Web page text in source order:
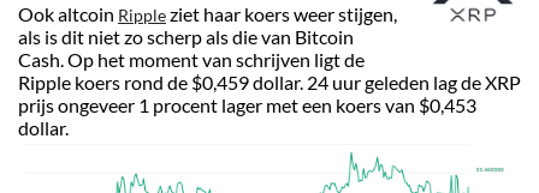
Ook altcoin Rippleziet haar koers weer stijgen,
als is dit niet zo scherp als die van Bitcoin
Cash. Op het moment van schrijven ligt de
Ripple koers rond de $0,459 dollar. 24 uur geleden lag de XRP
prijs ongeveer 1 procent lager met een koers van $0,453
dollar.